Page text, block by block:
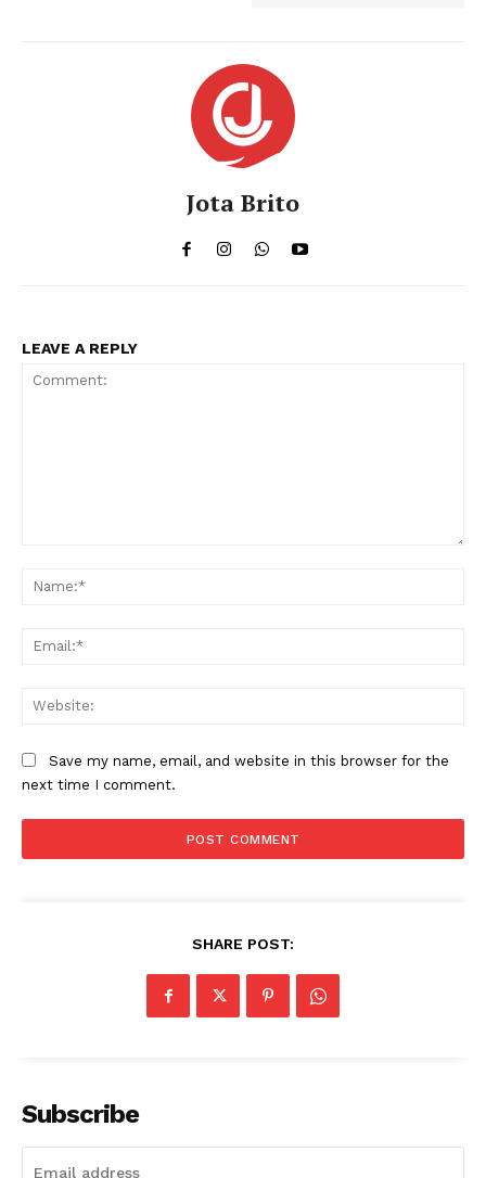
Jota Brito
LEAVE A REPLY
Save my name, email, and website in this browser for the
next time I comment.
SHARE POST:
Subscribe